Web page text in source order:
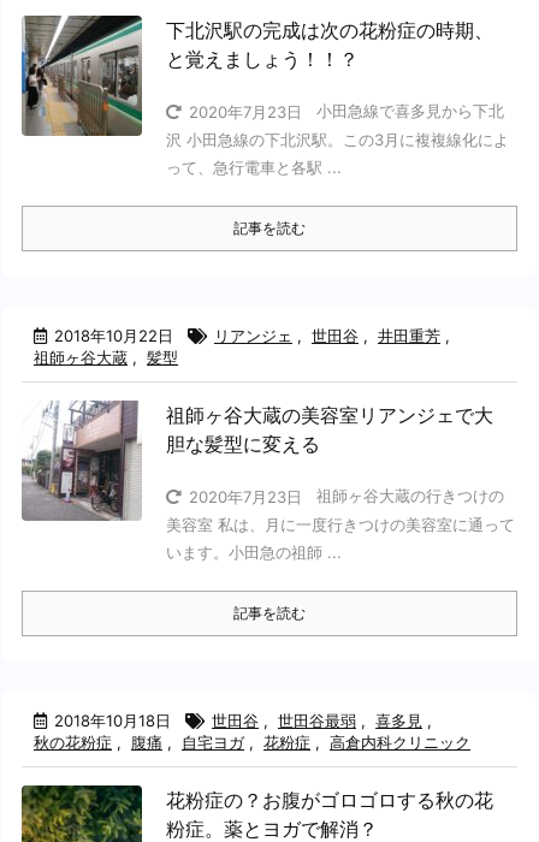
下北沢駅の完成は次の花粉症の時期、
と覚えましょう！！？
2020年7月23日
小田急線で喜多見から下北
沢 小田急線の下北沢駅。この3月に複複線化によ
って、急行電車と各駅 ...
記事を読む
2018年10月22日 リアンジェ , 世田谷 , 井田重芳 ,
祖師ヶ谷大蔵 , 髪型
祖師ヶ谷大蔵の美容室リアンジェで大
胆な髪型に変える
2020年7月23日
祖師ヶ谷大蔵の行きつけの
美容室 私は、月に一度行きつけの美容室に通って
います。小田急の祖師 ...
記事を読む
2018年10月18日 世田谷 , 世田谷最弱 , 喜多見 ,
秋の花粉症 , 腹痛 , 自宅ヨガ , 花粉症 , 高倉内科クリニック
花粉症の？お腹がゴロゴロする秋の花
粉症。薬とヨガで解消？